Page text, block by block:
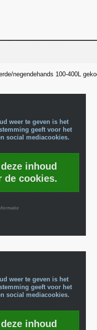
negendehands 100-400L
weer te geven is het
geeft voor het
social mediacookies.
inhoud
de cookies.
weer te geven is het
geeft voor het
social mediacookies.
inhoud